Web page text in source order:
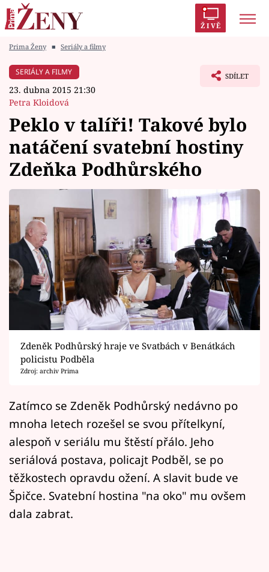
ŽIVĚ
Módní alarm
Témata
Celebrity
Vztahy
Seriály
Horoskopy
Sledujte prima+
Filmový festival Karlovy Vary
Pořady
Přihlášení
Sledujte nás
Prima Ženy ■ Seriály a filmy
SERIÁLY A FILMY
23. dubna 2015 21:30
Petra Kloidová
SDÍLET
Peklo v talíři! Takové bylo
natáčení svatební hostiny
Zdeňka Podhůrského
Zdeněk Podhůrský hraje ve Svatbách v Benátkách
policistu Podběla
Zdroj: archiv Prima
Zatímco se Zdeněk Podhůrský nedávno po
mnoha letech rozešel se svou přítelkyní,
alespoň v seriálu mu štěstí přálo. Jeho
seriálová postava, policajt Podběl, se po
těžkostech opravdu ožení. A slavit bude ve
Špičce. Svatební hostina "na oko" mu ovšem
dala zabrat.